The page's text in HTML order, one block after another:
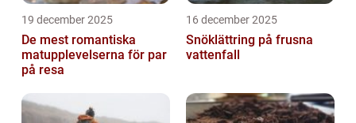
19 december 2025
De mest romantiska
matupplevelserna för par
på resa
16 december 2025
Snöklättring på frusna
vattenfall